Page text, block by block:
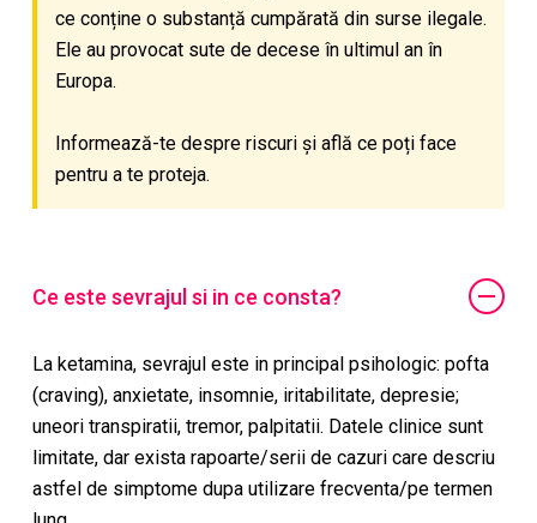
ce conține o substanță cumpărată din surse ilegale.
Ele au provocat sute de decese în ultimul an în
Europa.
Informează-te despre riscuri și află ce poți face
pentru a te proteja.
Ce este sevrajul si in ce consta?
La ketamina, sevrajul este in principal psihologic: pofta
(craving), anxietate, insomnie, iritabilitate, depresie;
uneori transpiratii, tremor, palpitatii. Datele clinice sunt
limitate, dar exista rapoarte/serii de cazuri care descriu
astfel de simptome dupa utilizare frecventa/pe termen